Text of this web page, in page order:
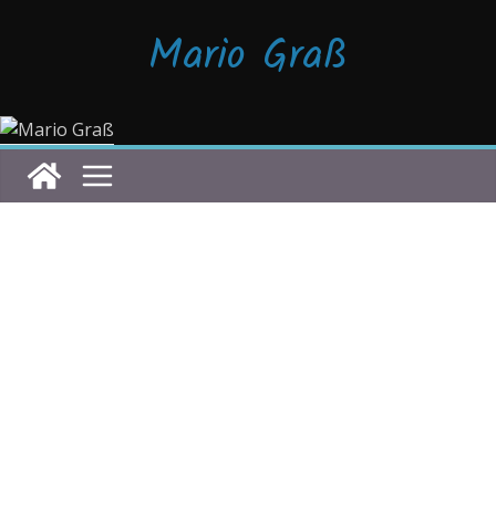
Mario Graß